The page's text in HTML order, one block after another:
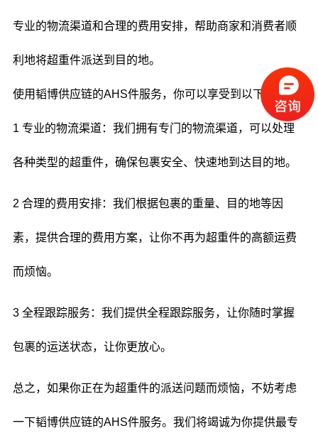
专业的物流渠道和合理的费用安排，帮助商家和消费者顺
利地将超重件派送到目的地。
使用韬博供应链的AHS件服务，你可以享受到以下好处：
1 专业的物流渠道：我们拥有专门的物流渠道，可以处理
各种类型的超重件，确保包裹安全、快速地到达目的地。
2 合理的费用安排：我们根据包裹的重量、目的地等因
素，提供合理的费用方案，让你不再为超重件的高额运费
而烦恼。
3 全程跟踪服务：我们提供全程跟踪服务，让你随时掌握
包裹的运送状态，让你更放心。
总之，如果你正在为超重件的派送问题而烦恼，不妨考虑
一下韬博供应链的AHS件服务。我们将竭诚为你提供最专